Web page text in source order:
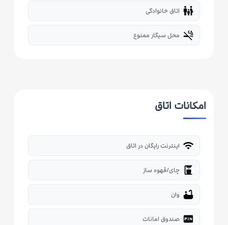
family_restroom اتاق خانوادگی
smoke_free محل سیگار ممنوع
امکانات اتاق
wifi اینترنت رایگان در اتاق
coffee_maker چای/قهوه ساز
bathtub وان
fiber_pin صندوق امانات